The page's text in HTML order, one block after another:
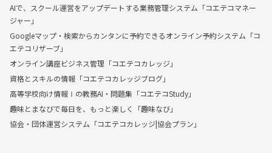
AIで、スクール運営をアップデートする業務管理システム「コエテコマネー
ジャー」
Googleマップ・検索からカンタンに予約できるオンライン予約システム「コ
エテコリザーブ」
オンライン講座ビジネス管理「コエテコカレッジ」
資格とスキルの情報「コエテコカレッジブログ」
高等学校向け情報Ⅰの教務AI・問題集「コエテコStudy」
趣味とまなびで毎日を、もっと楽しく「趣味なび」
協会・団体運営システム「コエテコカレッジ|協会プラン」